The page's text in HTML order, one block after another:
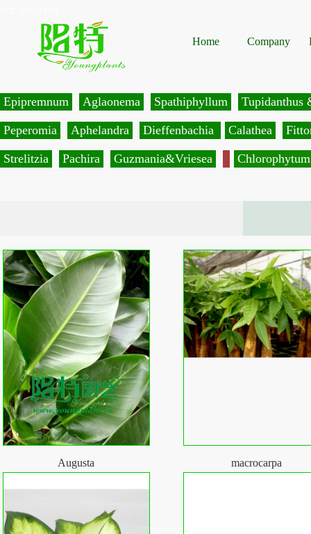
Home Company
Epipremnum Aglaonema Spathiphyllum Tupidanthus
Peperomia Aphelandra Dieffenbachia Calathea
Strelitzia Pachira Guzmania&Vriesea Chlorophytum
Augusta macrocarpa